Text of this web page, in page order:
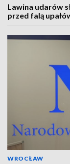
Lawina udarów
przed falą
WROCŁAW